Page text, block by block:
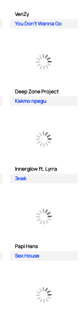
VenZy
You Don't Wanna Go
Deep Zone Project
Както преди
Innerglow ft. Lyrra
Знак
Papi Hans
Sex House